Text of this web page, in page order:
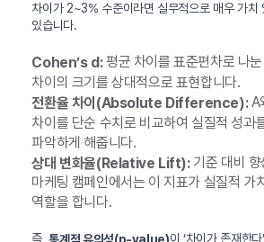
차이가 2~3% 수준이라면 실무적으로 매우 가치
있습니다.
Cohen’s d:평균 차이를 표준편차로 나
차이의 크기를 상대적으로 표현합니다.
전환율 차이(Absolute Difference):A
차이를 단순 수치로 비교하여 실질적 성과
파악하게 해줍니다.
상대 변화율(Relative Lift):기준 대비 향
마케팅 캠페인에서는 이 지표가 실질적 가
역할을 합니다.
즉, 이 ‘차이가 존재한다